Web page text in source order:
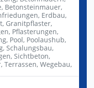
Betonsteinmauer,
Erdbau,
Granitpflaster,
Pflasterungen,
Pool, Poolaushub,
Schalungsbau,
Sichtbeton,
Terrassen, Wegebau,